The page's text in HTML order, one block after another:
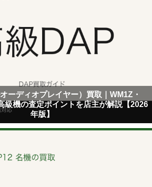
ーディオプレイヤー）買取｜WM1Z・
機の査定ポイントを店主が解説【2026
年版】